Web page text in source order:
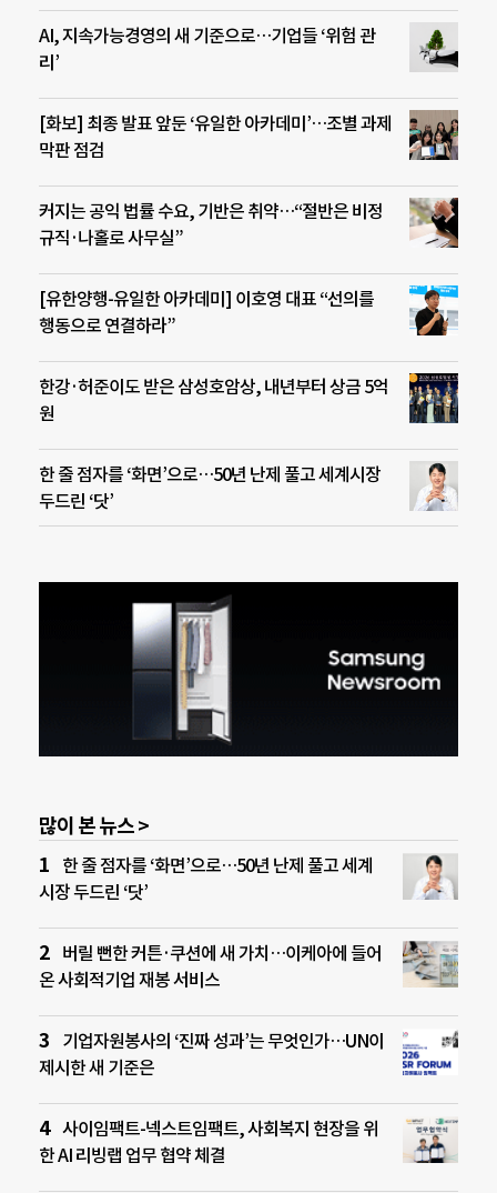
AI, 지속가능경영의 새 기준으로…기업들 ‘위험 관
리’
[화보] 최종 발표 앞둔 ‘유일한 아카데미’…조별 과제
막판 점검
커지는 공익 법률 수요, 기반은 취약…“절반은 비정
규직·나홀로 사무실”
[유한양행-유일한 아카데미] 이호영 대표 “선의를
행동으로 연결하라”
한강·허준이도 받은 삼성호암상, 내년부터 상금 5억
원
한 줄 점자를 ‘화면’으로…50년 난제 풀고 세계시장
두드린 ‘닷’
많이 본 뉴스 >
한 줄 점자를 ‘화면’으로…50년 난제 풀고 세계
시장 두드린 ‘닷’
버릴 뻔한 커튼·쿠션에 새 가치…이케아에 들어
온 사회적기업 재봉 서비스
기업자원봉사의 ‘진짜 성과’는 무엇인가…UN이
제시한 새 기준은
사이임팩트-넥스트임팩트, 사회복지 현장을 위
한 AI 리빙랩 업무 협약 체결